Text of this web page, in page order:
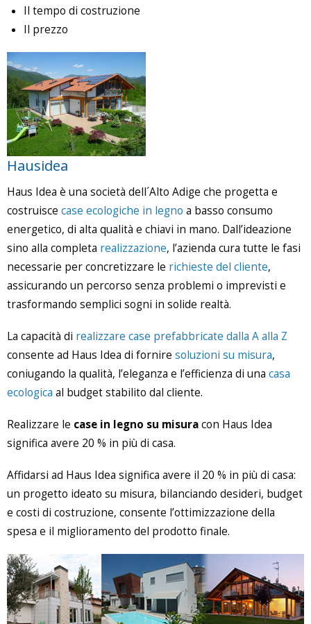
Il tempo di costruzione
Il prezzo
Hausidea
Haus Idea è una società dell´Alto Adige che progetta e
costruisce case ecologiche in legno a basso consumo
energetico, di alta qualità e chiavi in mano. Dall’ideazione
sino alla completa realizzazione, l’azienda cura tutte le fasi
necessarie per concretizzare le richieste del cliente,
assicurando un percorso senza problemi o imprevisti e
trasformando semplici sogni in solide realtà.
La capacità di realizzare case prefabbricate dalla A alla Z
consente ad Haus Idea di fornire soluzioni su misura,
coniugando la qualità, l’eleganza e l’efficienza di una casa
ecologica al budget stabilito dal cliente.
Realizzare le case in legno su misuracon Haus Idea
significa avere 20 % in più di casa.
Affidarsi ad Haus Idea significa avere il 20 % in più di casa:
un progetto ideato su misura, bilanciando desideri, budget
e costi di costruzione, consente l’ottimizzazione della
spesa e il miglioramento del prodotto finale.